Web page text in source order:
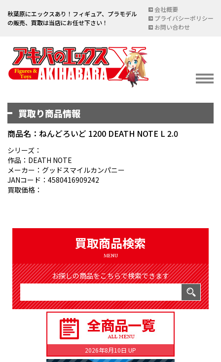
秋葉原にエックスあり！フィギュア、プラモデル
の販売、買取は当店にお任せ下さい！
会社概要
プライバシーポリシー
お問い合わせ
イベント情報
宅配買取のご案内
DELIVERY PURCHASE
買取お申し込み
ASSESSMENT
買取り商品情報
商品名：ねんどろいど 1200 DEATH NOTE L 2.0
シリーズ：
作品：DEATH NOTE
メーカー：グッドスマイルカンパニー
JANコード：4580416909242
買取価格：
買取商品検索
MENU
お探しの商品をこちらで検索できます
2026年8月10日 UP